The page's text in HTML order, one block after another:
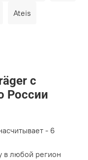
Ateis
с
России
- 6
в любой регион